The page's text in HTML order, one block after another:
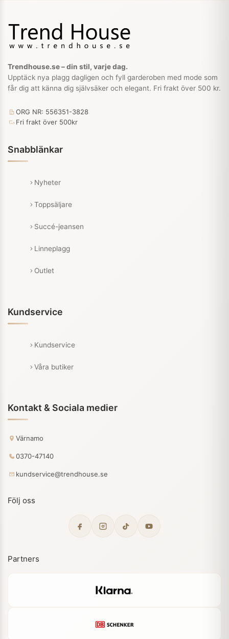
Trendhouse.se – din stil, varje dag.
Upptäck nya plagg dagligen och fyll garderoben med mode som
får dig att känna dig självsäker och elegant. Fri frakt över 500 kr.
ORG NR: 556351-3828
Fri frakt över 500kr
Snabblänkar
Nyheter
Toppsäljare
Succé-jeansen
Linneplagg
Outlet
Kundservice
Kundservice
Våra butiker
Kontakt & Sociala medier
Värnamo
0370-47140
kundservice@trendhouse.se
Följ oss
Partners